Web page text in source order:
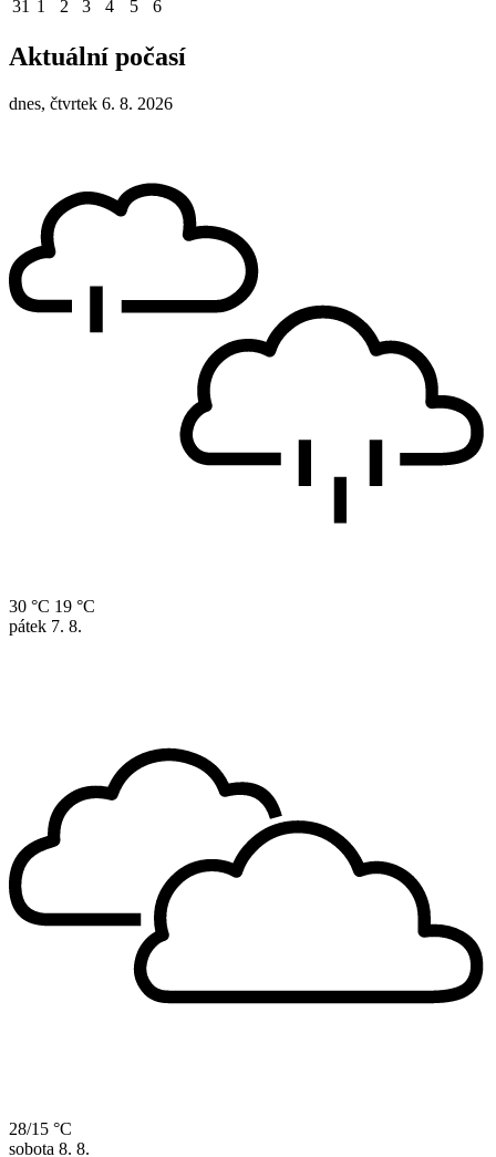
31 1 2 3 4 5 6
Aktuální počasí
dnes, čtvrtek 6. 8. 2026
30 °C 19 °C
pátek 7. 8.
28/15 °C
sobota 8. 8.